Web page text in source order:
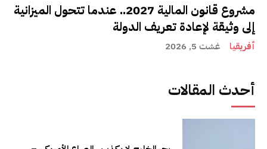
مشروع قانون المالية 2027.. عندما تتحول الميزانية
إلى وثيقة لإعادة تعريف الدولة
أفريقيا غشت 5, 2026
أحدث المقالات